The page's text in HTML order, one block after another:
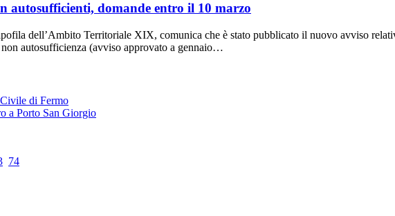
autosufficienti, domande entro il 10 marzo
dell’Ambito Territoriale XIX, comunica che è stato pubblicato il nuovo avviso
autosufficienza (avviso approvato a gennaio…
di Fermo
a Porto San Giorgio
74